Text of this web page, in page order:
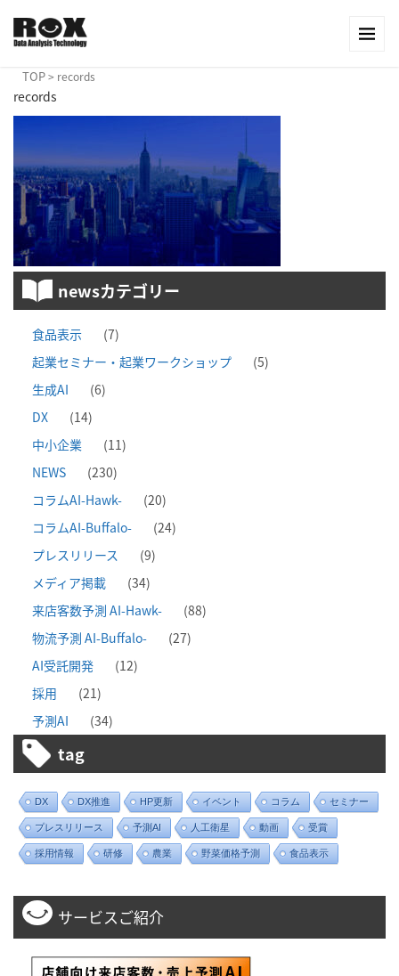
TOP> records
records
newsカテゴリー
食品表示
(7)
起業セミナー・起業ワークショップ
(5)
生成AI
(6)
DX
(14)
中小企業
(11)
NEWS
(230)
コラムAI-Hawk-
(20)
コラムAI-Buffalo-
(24)
プレスリリース
(9)
メディア掲載
(34)
来店客数予測 AI-Hawk-
(88)
物流予測 AI-Buffalo-
(27)
AI受託開発
(12)
採用
(21)
予測AI
(34)
tag
DX DX推進 HP更新 イベント コラム セミナー
プレスリリース 予測AI 人工衛星 動画 受賞
採用情報 研修 農業 野菜価格予測 食品表示
サービスご紹介